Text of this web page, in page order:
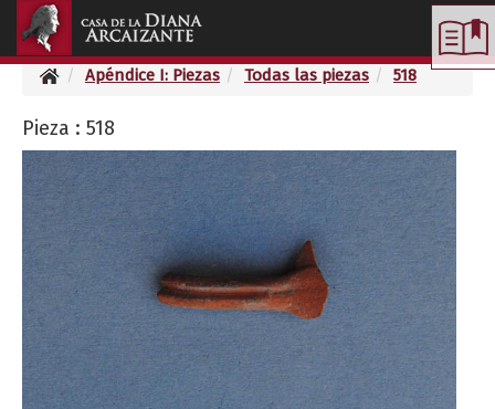
Apéndice I: Piezas Todas las piezas 518
Pieza : 518